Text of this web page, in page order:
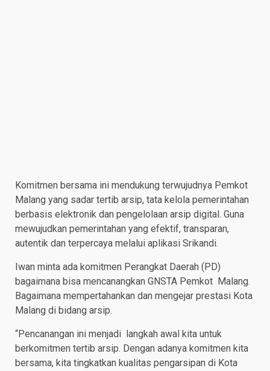
Komitmen bersama ini mendukung terwujudnya Pemkot
Malang yang sadar tertib arsip, tata kelola pemerintahan
berbasis elektronik dan pengelolaan arsip digital. Guna
mewujudkan pemerintahan yang efektif, transparan,
autentik dan terpercaya melalui aplikasi Srikandi.
Iwan minta ada komitmen Perangkat Daerah (PD)
bagaimana bisa mencanangkan GNSTA Pemkot Malang.
Bagaimana mempertahankan dan mengejar prestasi Kota
Malang di bidang arsip.
“Pencanangan ini menjadi langkah awal kita untuk
berkomitmen tertib arsip. Dengan adanya komitmen kita
bersama, kita tingkatkan kualitas pengarsipan di Kota